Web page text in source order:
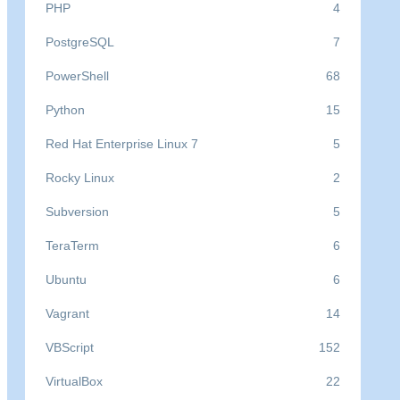
PHP 4
PostgreSQL 7
PowerShell 68
Python 15
Red Hat Enterprise Linux 7 5
Rocky Linux 2
Subversion 5
TeraTerm 6
Ubuntu 6
Vagrant 14
VBScript 152
VirtualBox 22